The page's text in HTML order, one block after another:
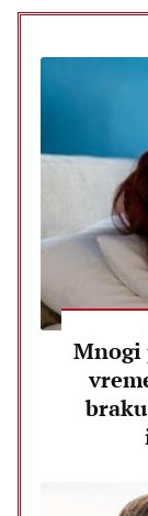
Mnogi